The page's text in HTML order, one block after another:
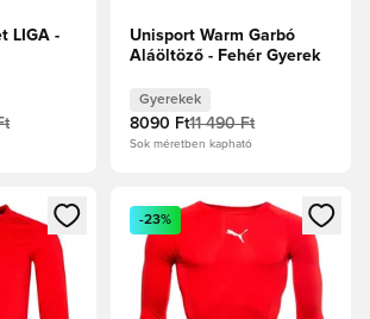
LIGA -
Unisport Warm Garbó
Aláöltöző - Fehér Gyerek
Gyerekek
8090 Ft11 490 Ft
Sok méretben kapható
a bejelentkezéshez vagy a tagként
Megnyit egy modált a
-23%